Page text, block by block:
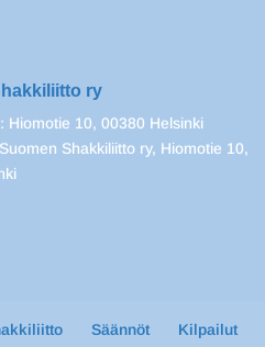
ry
Hiomotie 10, 00380 Helsinki
Shakkiliitto ry, Hiomotie 10,
Säännöt Kilpailut